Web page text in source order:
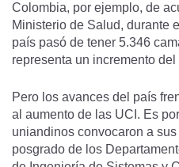
Colombia, por ejemplo, de
Ministerio de Salud, durante
país pasó de tener 5.346
representa un incremento del
Pero los avances del país
al aumento de las UCI. Es
uniandinos convocaron a
posgrado de los